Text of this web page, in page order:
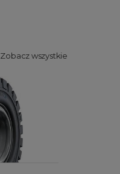
Zobacz wszystkie